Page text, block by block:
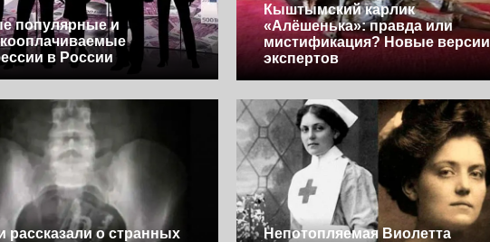
популярные и
в России
Кыштымский карлик
«Алёшенька»: правда или
мистификация? Новые версии
экспертов
рассказали о странных
Непотопляемая Виолетта